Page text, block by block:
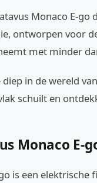
Monaco E-
ontworpen voor
met minder
in de wereld
schuilt en
Monaco E-
is een